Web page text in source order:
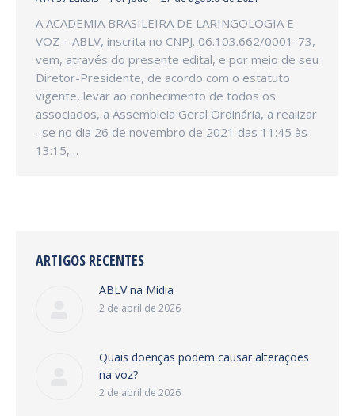
A ACADEMIA BRASILEIRA DE LARINGOLOGIA E
VOZ – ABLV, inscrita no CNPJ. 06.103.662/0001-73,
vem, através do presente edital, e por meio de seu
Diretor-Presidente, de acordo com o estatuto
vigente, levar ao conhecimento de todos os
associados, a Assembleia Geral Ordinária, a realizar
–se no dia 26 de novembro de 2021 das 11:45 às
13:15,…
ARTIGOS RECENTES
ABLV na Mídia
2 de abril de 2026
Quais doenças podem causar alterações
na voz?
2 de abril de 2026